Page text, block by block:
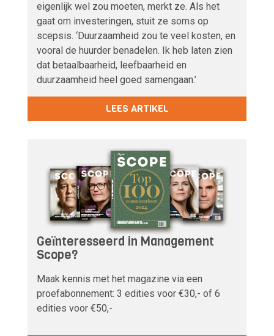
eigenlijk wel zou moeten, merkt ze. Als het
gaat om investeringen, stuit ze soms op
scepsis. ‘Duurzaamheid zou te veel kosten, en
vooral de huurder benadelen. Ik heb laten zien
dat betaalbaarheid, leefbaarheid en
duurzaamheid heel goed samengaan.’
LEES ARTIKEL
Geïnteresseerd in Management
Scope?
Maak kennis met het magazine via een
proefabonnement: 3 edities voor €30,- of 6
edities voor €50,-